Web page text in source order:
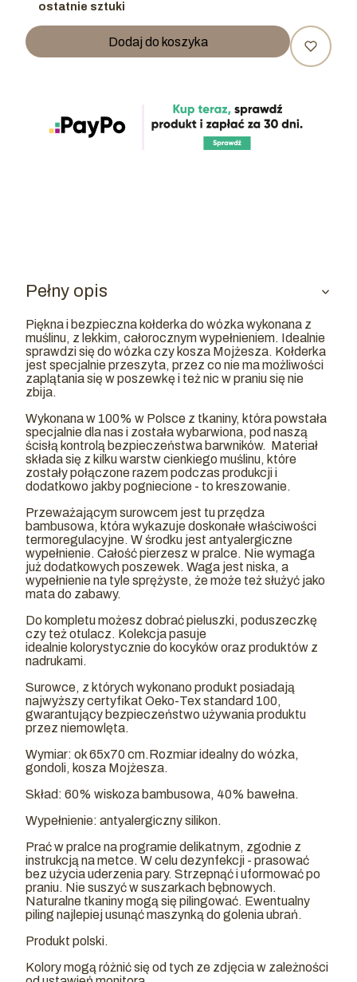
ostatnie sztuki
Dodaj do koszyka
Pełny opis
Piękna i bezpieczna kołderka do wózka wykonana z
muślinu, z lekkim, całorocznym wypełnieniem. Idealnie
sprawdzi się do wózka czy kosza Mojżesza. Kołderka
jest specjalnie przeszyta, przez co nie ma możliwości
zaplątania się w poszewkę i też nic w praniu się nie
zbija.
Wykonana w 100% w Polsce z tkaniny, która powstała
specjalnie dla nas i została wybarwiona, pod naszą
ścisłą kontrolą bezpieczeństwa barwników. Materiał
składa się z kilku warstw cienkiego muślinu, które
zostały połączone razem podczas produkcji i
dodatkowo jakby pogniecione - to kreszowanie.
Przeważającym surowcem jest tu przędza
bambusowa, która wykazuje doskonałe właściwości
termoregulacyjne. W środku jest antyalergiczne
wypełnienie. Całość pierzesz w pralce. Nie wymaga
już dodatkowych poszewek. Waga jest niska, a
wypełnienie na tyle sprężyste, że może też służyć jako
mata do zabawy.
Do kompletu możesz dobrać pieluszki, poduszeczkę
czy też otulacz. Kolekcja pasuje
idealnie kolorystycznie do kocyków oraz produktów z
nadrukami.
Surowce, z których wykonano produkt posiadają
najwyższy certyfikat Oeko-Tex standard 100,
gwarantujący bezpieczeństwo używania produktu
przez niemowlęta.
Wymiar: ok 65x70 cm.Rozmiar idealny do wózka,
gondoli, kosza Mojżesza.
Skład: 60% wiskoza bambusowa, 40% bawełna.
Wypełnienie: antyalergiczny silikon.
Prać w pralce na programie delikatnym, zgodnie z
instrukcją na metce. W celu dezynfekcji - prasować
bez użycia uderzenia pary. Strzepnąć i uformować po
praniu. Nie suszyć w suszarkach bębnowych.
Naturalne tkaniny mogą się pilingować. Ewentualny
piling najlepiej usunąć maszynką do golenia ubrań.
Produkt polski.
Kolory mogą różnić się od tych ze zdjęcia w zależności